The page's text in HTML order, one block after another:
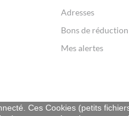
Adresses
Bons de réduction
Mes alertes
Ces Cookies (petits